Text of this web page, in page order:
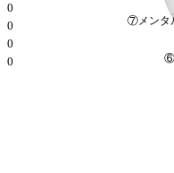
0
0
0
0